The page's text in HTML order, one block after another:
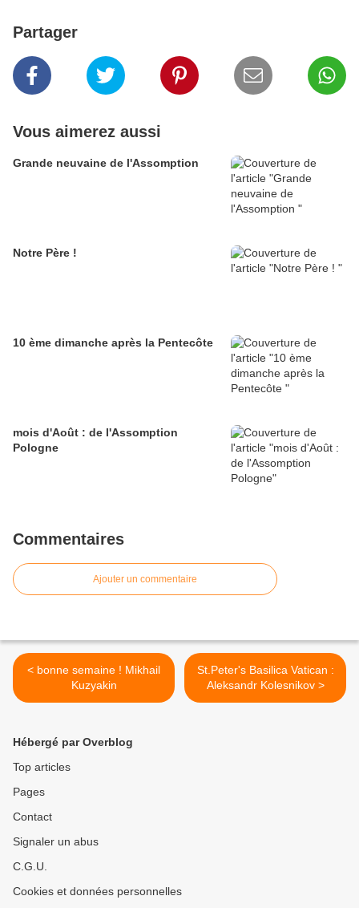
Partager
Vous aimerez aussi
Grande neuvaine de l'Assomption
Notre Père !
10 ème dimanche après la Pentecôte
mois d'Août : de l'Assomption
Pologne
Commentaires
Ajouter un commentaire
< bonne semaine ! Mikhail
Kuzyakin
St.Peter's Basilica Vatican :
Aleksandr Kolesnikov >
Hébergé par Overblog
Top articles
Pages
Contact
Signaler un abus
C.G.U.
Cookies et données personnelles